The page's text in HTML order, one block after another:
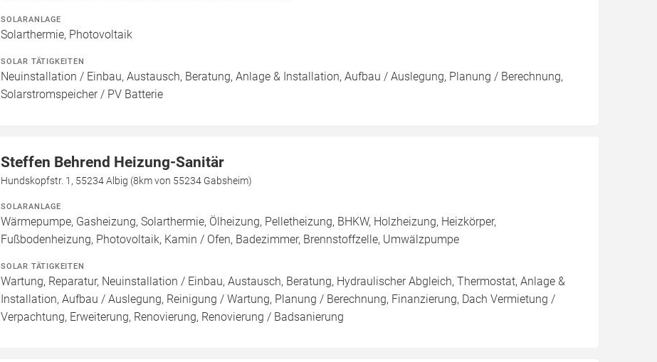
SOLARANLAGE
Solarthermie, Photovoltaik
SOLAR TÄTIGKEITEN
Neuinstallation / Einbau, Austausch, Beratung, Anlage & Installation, Aufbau / Auslegung, Planung / Berechnung,
Solarstromspeicher / PV Batterie
Steffen Behrend Heizung-Sanitär
Hundskopfstr. 1, 55234 Albig (8km von 55234 Gabsheim)
SOLARANLAGE
Wärmepumpe, Gasheizung, Solarthermie, Ölheizung, Pelletheizung, BHKW, Holzheizung, Heizkörper,
Fußbodenheizung, Photovoltaik, Kamin / Ofen, Badezimmer, Brennstoffzelle, Umwälzpumpe
SOLAR TÄTIGKEITEN
Wartung, Reparatur, Neuinstallation / Einbau, Austausch, Beratung, Hydraulischer Abgleich, Thermostat, Anlage &
Installation, Aufbau / Auslegung, Reinigung / Wartung, Planung / Berechnung, Finanzierung, Dach Vermietung /
Verpachtung, Erweiterung, Renovierung, Renovierung / Badsanierung